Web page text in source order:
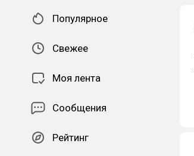
Популярное
Свежее
Моя лента
Сообщения
Рейтинг